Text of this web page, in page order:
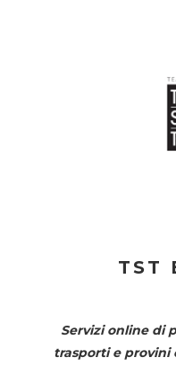
TST
Servizi online di
trasporti e provini